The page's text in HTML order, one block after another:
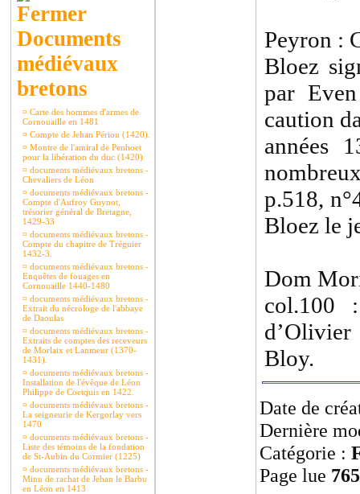
Documents
médiévaux
bretons
¤ Carte des hommes d'armes de
Cornouaille en 1481
¤ Compte de Jehan Périou (1420).
¤ Montre de l'amiral de Penhoet
pour la libération du duc (1420)
¤ documents médiévaux bretons -
Chevaliers de Léon
¤ documents médiévaux bretons -
Compte d'Aufroy Guynot,
trésorier général de Bretagne,
1429-33
¤ documents médiévaux bretons -
Compte du chapitre de Tréguier
1432-3.
¤ documents médiévaux bretons -
Enquêtes de fouages en
Cornouaille 1440-1480
¤ documents médiévaux bretons -
Extrait du nécrologe de l'abbaye
de Daoulas
¤ documents médiévaux bretons -
Extraits de comptes des receveurs
de Morlaix et Lanmeur (1370-
1431).
¤ documents médiévaux bretons -
Installation de l'évêque de Léon
Philippe de Coetquis en 1422.
¤ documents médiévaux bretons -
La seigneurie de Kergorlay vers
1470
¤ documents médiévaux bretons -
Liste des témoins de la fondation
de St-Aubin du Cormier (1225)
¤ documents médiévaux bretons -
Minu de rachat de Jehan le Barbu
en Léon en 1413
Peyron :
Bloez
par
caution
années
p.518,
Bloez le
Dom
Bloy.
Date de
Dernière
Catégorie :
Page lue